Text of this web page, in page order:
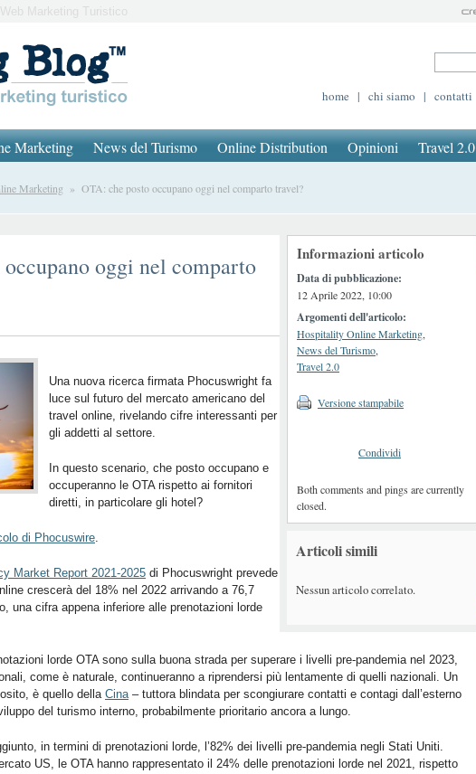
Marketing Turistico
home | chi siamo | contatti
Marketing News del Turismo Online Distribution Opinioni Travel 2.0
Marketing » OTA: che posto occupano oggi nel comparto travel?
Informazioni articolo
Data di pubblicazione:
12 Aprile 2022, 10:00
Argomenti dell'articolo:
Hospitality Online Marketing,
News del Turismo,
Travel 2.0
Versione stampabile
Condividi
Both comments and pings are currently
closed.
Articoli simili
Nessun articolo correlato.
oggi nel comparto
Una nuova ricerca firmata Phocuswright fa
luce sul futuro del mercato americano del
travel online, rivelando cifre interessanti per
gli addetti al settore.
In questo scenario, che posto occupano e
occuperanno le OTA rispetto ai fornitori
diretti, in particolare gli hotel?
di Phocuswire.
Market Report 2021-2025 di Phocuswright prevede
crescerà del 18% nel 2022 arrivando a 76,7
una cifra appena inferiore alle prenotazioni lorde
lorde OTA sono sulla buona strada per superare i livelli pre-pandemia nel 2023,
come è naturale, continueranno a riprendersi più lentamente di quelli nazionali. Un
è quello della Cina– tuttora blindata per scongiurare contatti e contagi dall’esterno
del turismo interno, probabilmente prioritario ancora a lungo.
in termini di prenotazioni lorde, l’82% dei livelli pre-pandemia negli Stati Uniti.
US, le OTA hanno rappresentato il 24% delle prenotazioni lorde nel 2021, rispetto